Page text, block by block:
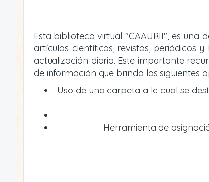
Esta biblioteca virtual "CAAURII", es una
artículos científicos, revistas, periódicos
actualización diaria. Este importante
de información que brinda las siguientes
Uso de una carpeta a la cual se
Herramienta de